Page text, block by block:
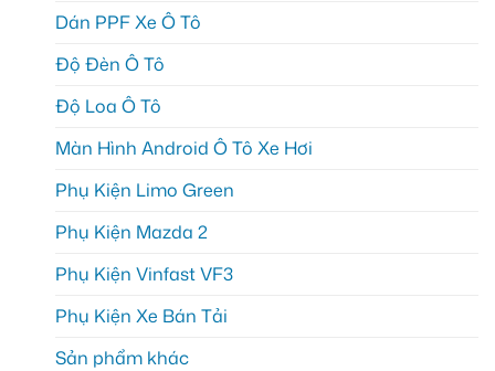
Dán PPF Xe Ô Tô
Độ Đèn Ô Tô
Độ Loa Ô Tô
Màn Hình Android Ô Tô Xe Hơi
Phụ Kiện Limo Green
Phụ Kiện Mazda 2
Phụ Kiện Vinfast VF3
Phụ Kiện Xe Bán Tải
Sản phẩm khác